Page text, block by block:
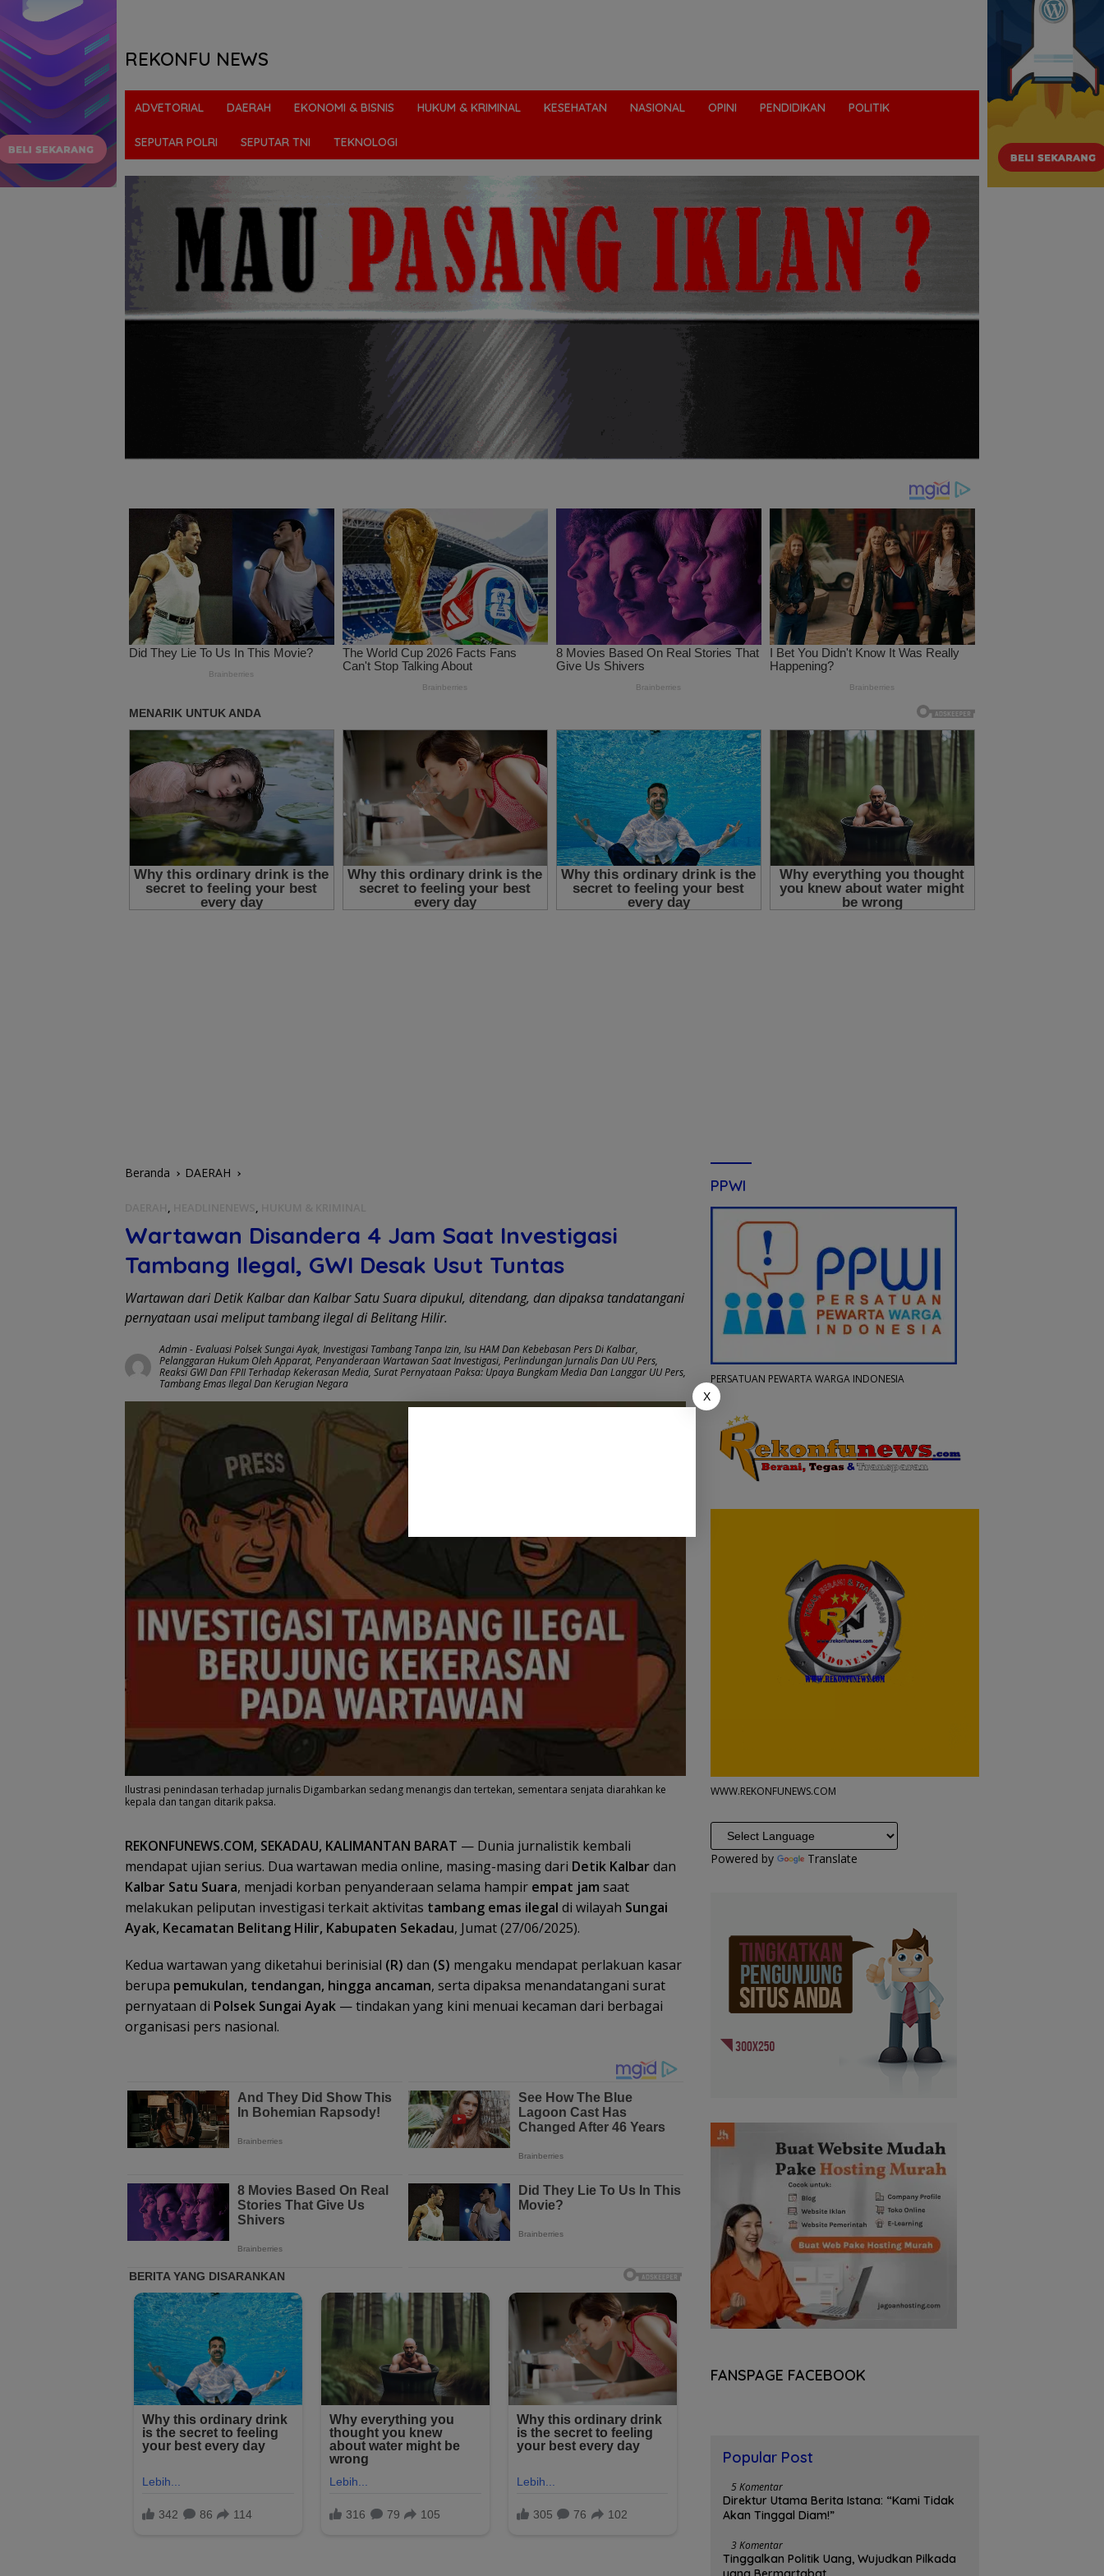
REKONFU NEWS
Berani
Transparan
ADVETORIAL DAERAH EKONOMI & BISNIS HUKUM & KRIMINAL KESEHATAN NASIONAL OPINI PENDIDIKAN POLITIK
SEPUTAR POLRI SEPUTAR TNI TEKNOLOGI
Beranda DAERAH
, ,
Wartawan Disandera 4 Jam Saat Investigasi
Tambang Ilegal, GWI Desak Usut Tuntas
Wartawan dari Detik Kalbar dan Kalbar Satu Suara dipukul, ditendang, dan dipaksa tandatangani
pernyataan usai meliput tambang ilegal di Belitang Hilir.
Admin-Evaluasi Polsek Sungai Ayak, Investigasi Tambang Tanpa Izin, Isu HAM Dan Kebebasan Pers Di Kalbar,
Pelanggaran Hukum Oleh Apparat, Penyanderaan Wartawan Saat Investigasi, Perlindungan Jurnalis Dan UU Pers,
Reaksi GWI Dan FPII Terhadap Kekerasan Media, Surat Pernyataan Paksa: Upaya Bungkam Media Dan Langgar UU Pers,
Tambang Emas Ilegal Dan Kerugian Negara
Ilustrasi penindasan terhadap jurnalis Digambarkan sedang menangis dan tertekan, sementara senjata diarahkan ke
kepala dan tangan ditarik paksa.
REKONFUNEWS.COM, SEKADAU, KALIMANTAN BARAT — Dunia jurnalistik kembali
mendapat ujian serius. Dua wartawan media online, masing-masing dari Detik Kalbardan
Kalbar Satu Suara, menjadi korban penyanderaan selama hampir empat jam saat
melakukan peliputan investigasi terkait aktivitas tambang emas ilegal di wilayah Sungai
Ayak, Kecamatan Belitang Hilir, Kabupaten Sekadau, Jumat (27/06/2025).
Kedua wartawan yang diketahui berinisial (R) dan (S) mengaku mendapat perlakuan kasar
berupa pemukulan, tendangan, hingga ancaman, serta dipaksa menandatangani surat
pernyataan di Polsek Sungai Ayak — tindakan yang kini menuai kecaman dari berbagai
organisasi pers nasional.
PPWI
PERSATUAN PEWARTA WARGA INDONESIA
WWW.REKONFUNEWS.COM
Powered by Translate
FANSPAGE FACEBOOK
Popular Post
5 Komentar
Direktur Utama Berita Istana: “Kami Tidak
Akan Tinggal Diam!”
3 Komentar
Tinggalkan Politik Uang, Wujudkan Pilkada
X